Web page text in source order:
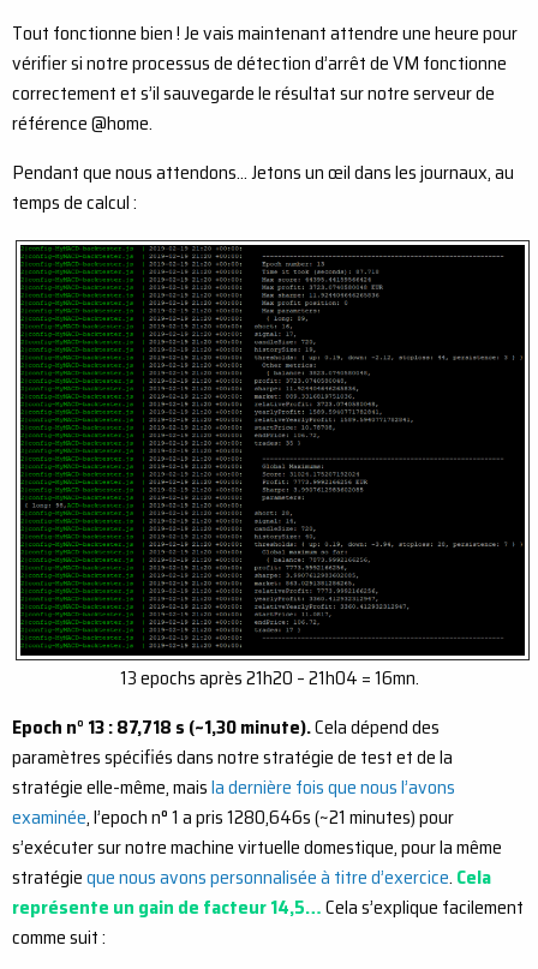
Tout fonctionne bien ! Je vais maintenant attendre une heure pour
vérifier si notre processus de détection d’arrêt de VM fonctionne
correctement et s’il sauvegarde le résultat sur notre serveur de
référence @home.
Pendant que nous attendons… Jetons un œil dans les journaux, au
temps de calcul :
13 epochs après 21h20 – 21h04 = 16mn.
Epoch n° 13 : 87,718 s (~1,30 minute).Cela dépend des
paramètres spécifiés dans notre stratégie de test et de la
stratégie elle-même, maisla dernière fois que nous l’avons
examinée, l’epoch n° 1 a pris 1280,646s (~21 minutes) pour
s’exécuter sur notre machine virtuelle domestique, pour la même
stratégieque nous avons personnalisée à titre d’exercice. Cela
représente un gain de facteur 14,5…Cela s’explique facilement
comme suit :